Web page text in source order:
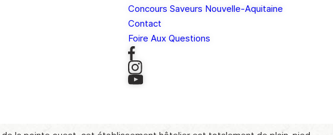
Concours Saveurs Nouvelle-Aquitaine
Contact
Foire Aux Questions